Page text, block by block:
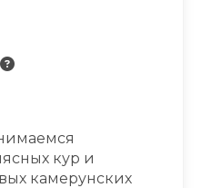
кур и
камерунских